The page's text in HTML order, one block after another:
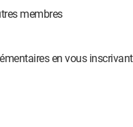
membres
en vous inscrivant